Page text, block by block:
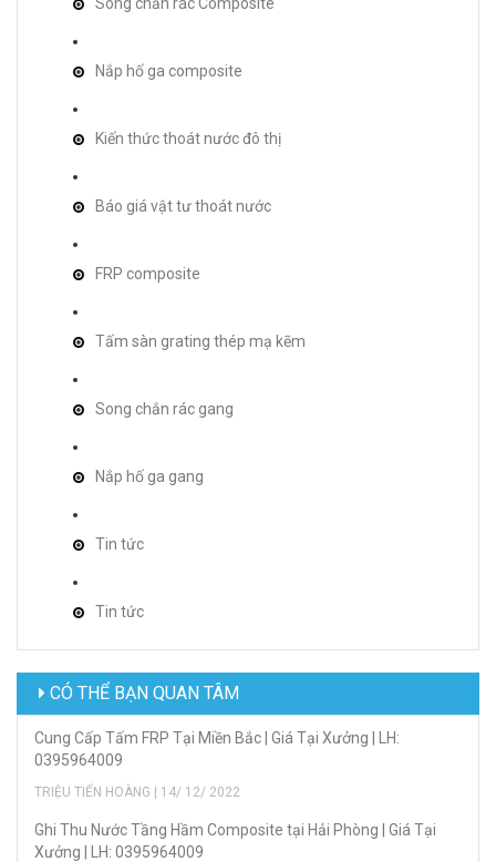
Nắp hố ga composite
Kiến thức thoát nước đô thị
Báo giá vật tư thoát nước
FRP composite
Tấm sàn grating thép mạ kẽm
Song chắn rác gang
Nắp hố ga gang
Tin tức
Tin tức
CÓ THỂ BẠN QUAN TÂM
Cung Cấp Tấm FRP Tại Miền Bắc | Giá Tại Xưởng | LH:
0395964009
TRIỆU TIẾN HOÀNG | 14/ 12/ 2022
Ghi Thu Nước Tầng Hầm Composite tại Hải Phòng | Giá Tại
Xưởng | LH: 0395964009